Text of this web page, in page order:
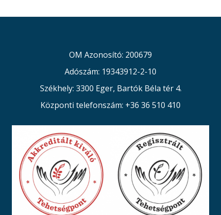
OM Azonosító: 200679
Adószám: 19343912-2-10
Székhely: 3300 Eger, Bartók Béla tér 4.
Központi telefonszám: +36 36 510 410